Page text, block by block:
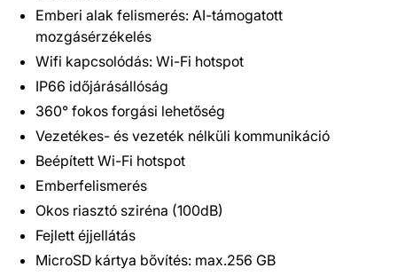
Emberi alak felismerés: AI-támogatott
mozgásérzékelés
Wifi kapcsolódás: Wi-Fi hotspot
IP66 időjárásállóság
360° fokos forgási lehetőség
Vezetékes- és vezeték nélküli kommunikáció
Beépített Wi-Fi hotspot
Emberfelismerés
Okos riasztó sziréna (100dB)
Fejlett éjjellátás
MicroSD kártya bővítés: max.256 GB